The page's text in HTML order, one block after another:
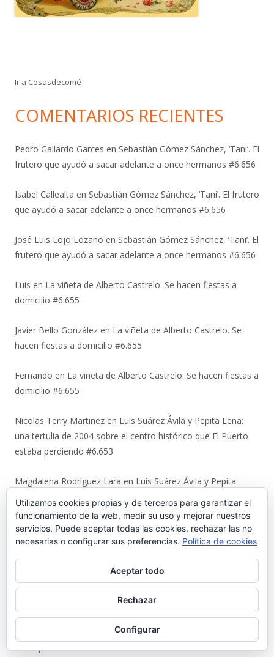
Ir a Cosasdecomé
COMENTARIOS RECIENTES
Pedro Gallardo Garces en Sebastián Gómez Sánchez, ‘Tani’. El
frutero que ayudó a sacar adelante a once hermanos #6.656
Isabel Callealta en Sebastián Gómez Sánchez, ‘Tani’. El frutero
que ayudó a sacar adelante a once hermanos #6.656
José Luis Lojo Lozano en Sebastián Gómez Sánchez, ‘Tani’. El
frutero que ayudó a sacar adelante a once hermanos #6.656
Luis en La viñeta de Alberto Castrelo. Se hacen fiestas a
domicilio #6.655
Javier Bello González en La viñeta de Alberto Castrelo. Se
hacen fiestas a domicilio #6.655
Fernando en La viñeta de Alberto Castrelo. Se hacen fiestas a
domicilio #6.655
Nicolas Terry Martinez en Luis Suárez Ávila y Pepita Lena:
una tertulia de 2004 sobre el centro histórico que El Puerto
estaba perdiendo #6.653
Magdalena Rodríguez Lara en Luis Suárez Ávila y Pepita
Puerto estaba perdiendo #6.653
JuanenUrbaluz, cuando El Puerto se vistió la americana
#6.652
Manuel Almisas AlbéndizenUno a uno: el cruel destino de los
jóvenes comunistas de El Puerto tras el golpe militar de 1936
(y II) #6.644
Utilizamos cookies propias y de terceros para garantizar el
funcionamiento de la web, medir su uso y mejorar nuestros
servicios. Puede aceptar todas las cookies, rechazar las no
necesarias o configurar sus preferencias. Política de cookies
Aceptar todo
Rechazar
Configurar